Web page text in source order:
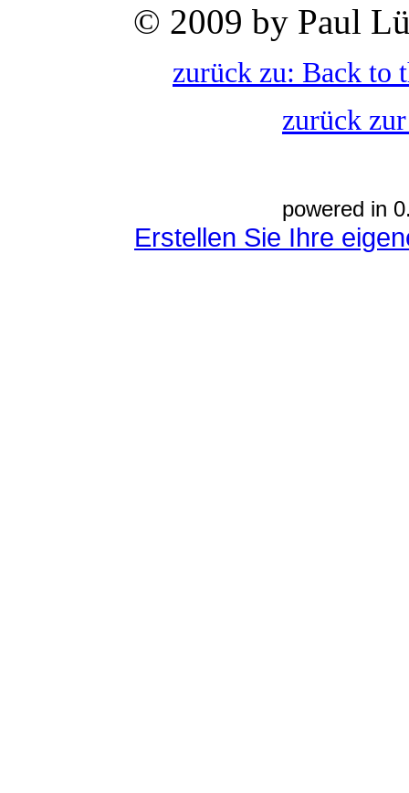
© 2009 by Paul
zurück zu: Back to
zurück
powered in
Erstellen Sie Ihre